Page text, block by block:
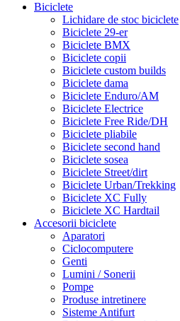
Biciclete
Lichidare de stoc biciclete
Biciclete 29-er
Biciclete BMX
Biciclete copii
Biciclete custom builds
Biciclete dama
Biciclete Enduro/AM
Biciclete Electrice
Biciclete Free Ride/DH
Biciclete pliabile
Biciclete second hand
Biciclete sosea
Biciclete Street/dirt
Biciclete Urban/Trekking
Biciclete XC Fully
Biciclete XC Hardtail
Accesorii biciclete
Aparatori
Ciclocomputere
Genti
Lumini / Sonerii
Pompe
Produse intretinere
Sisteme Antifurt